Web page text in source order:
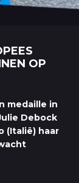
OP
medaille in
Debock
(Italië) haar